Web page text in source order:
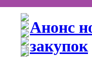
Анонс
закупок